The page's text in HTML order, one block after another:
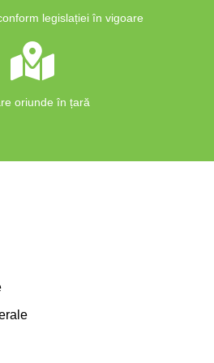
legislației în vigoare
oriunde în țară